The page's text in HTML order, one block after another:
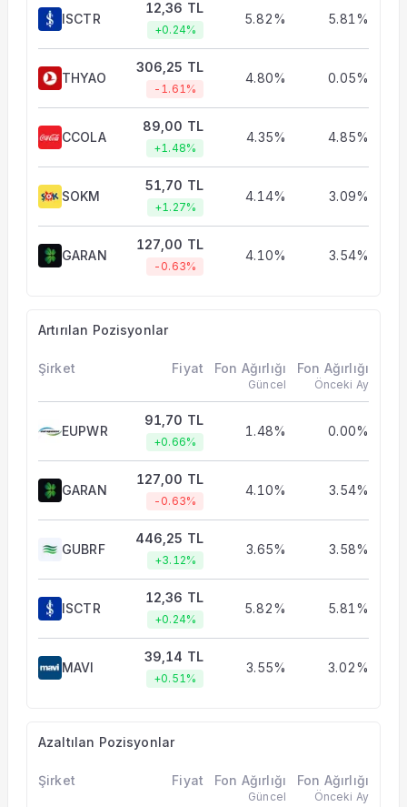
ISCTR
12,36 TL
+0.24%
5.82% 5.81%
THYAO
306,25 TL
-1.61%
4.80% 0.05%
CCOLA
89,00 TL
+1.48%
4.35% 4.85%
SOKM
51,70 TL
+1.27%
4.14% 3.09%
GARAN
127,00 TL
-0.63%
4.10% 3.54%
Artırılan Pozisyonlar
Şirket Fiyat Fon Ağırlığı
Güncel
Fon Ağırlığı
Önceki Ay
EUPWR
91,70 TL
+0.66%
1.48% 0.00%
GARAN
127,00 TL
-0.63%
4.10% 3.54%
GUBRF
446,25 TL
+3.12%
3.65% 3.58%
ISCTR
12,36 TL
+0.24%
5.82% 5.81%
MAVI
39,14 TL
+0.51%
3.55% 3.02%
Azaltılan Pozisyonlar
Şirket Fiyat Fon Ağırlığı
Güncel
Fon Ağırlığı
Önceki Ay